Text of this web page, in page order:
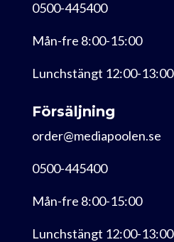
0500-445400
Mån-fre 8:00-15:00
Lunchstängt 12:00-13:00
Försäljning
order@mediapoolen.se
0500-445400
Mån-fre 8:00-15:00
Lunchstängt 12:00-13:00